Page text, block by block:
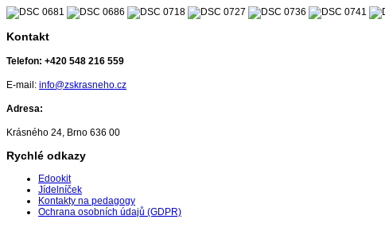
Kontakt
Telefon: +420 548 216 559
E-mail: info@zskrasneho.cz
Adresa:
Krásného 24, Brno 636 00
Rychlé odkazy
Edookit
Jídelníček
Kontakty na pedagogy
Ochrana osobních údajů (GDPR)